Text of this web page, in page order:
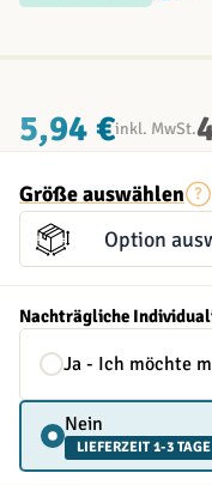
5,94 €inkl. MwSt.
Größe auswählen
Nachträgliche
Ja - Ich möchte
Nein
LIEFERZEIT 1-3 TAGE